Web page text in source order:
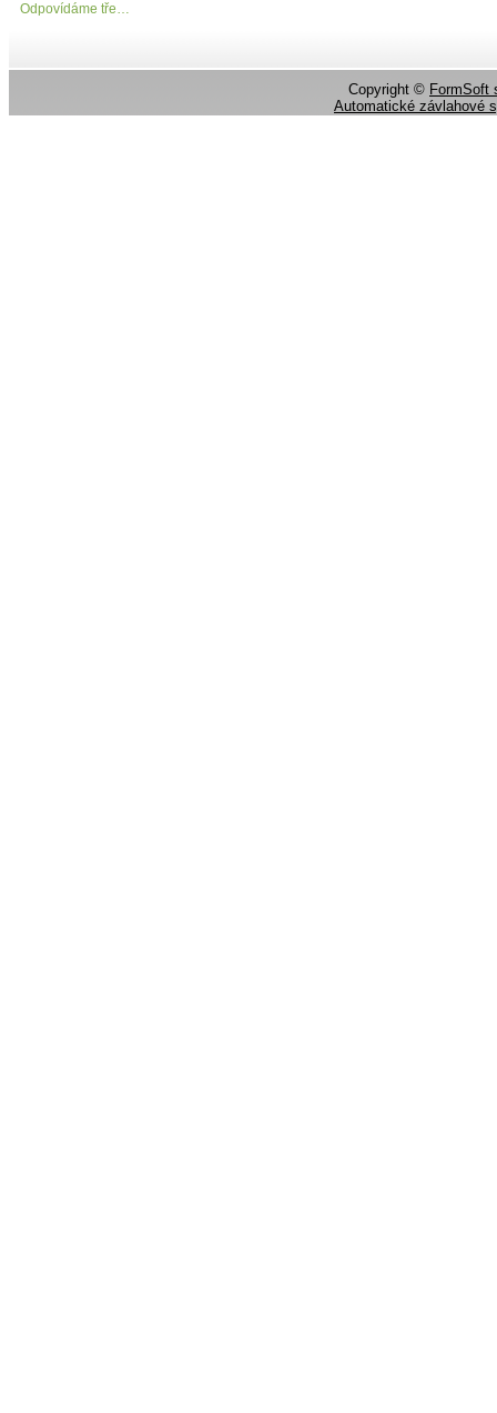
Odpovídáme tře…
Copyright © FormSoft
Automatické závlahové